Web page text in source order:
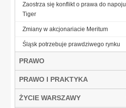
Zaostrza się konflikt o prawa do napoju
Tiger
Zmiany w akcjonariacie Meritum
Śląsk potrzebuje prawdziwego rynku
PRAWO
PRAWO I PRAKTYKA
ŻYCIE WARSZAWY